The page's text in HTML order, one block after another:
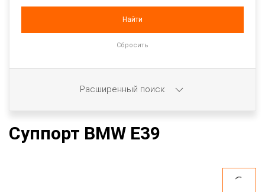
Суппорт BMW E39
Расширенный поиск